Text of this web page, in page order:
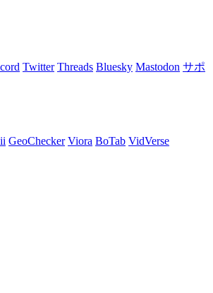
Twitter Threads Bluesky Mastodon サポ
GeoChecker Viora BoTab VidVerse